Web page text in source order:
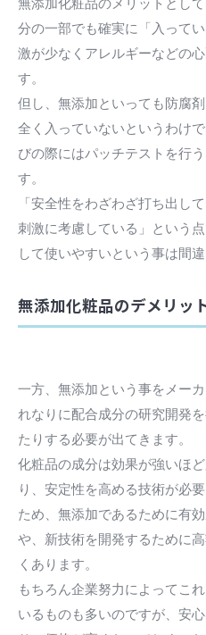
無添加化粧品のメリットとし
分の一部でも確実に「入って
激が少なくアレルギーなどの
す。
但し、無添加といっても防腐
全く入っていないというわけ
びの際にはパッチテストを行
す。
「安全性をわざわざ打ち出し
刺激に考慮している」という
して使いやすいという事は間違
無添加化粧品のデメリッ
一方、無添加という事をメー
れなりに配合成分の研究開発
たりする必要が出てきます。
化粧品の成分は効果が強いほ
り、安定性を高める技術が必
ため、無添加であるために有
や、新技術を開発するために
くあります。
もちろん企業努力によってこ
いるものも多いのですが、安